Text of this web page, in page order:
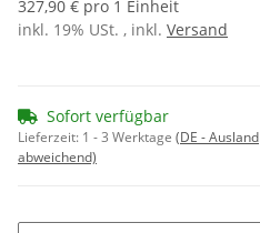
327,90 € pro 1 Einheit
inkl. 19% USt. , inkl. Versand
Sofort verfügbar
Lieferzeit: 1 - 3 Werktage (DE - Ausland
abweichend)